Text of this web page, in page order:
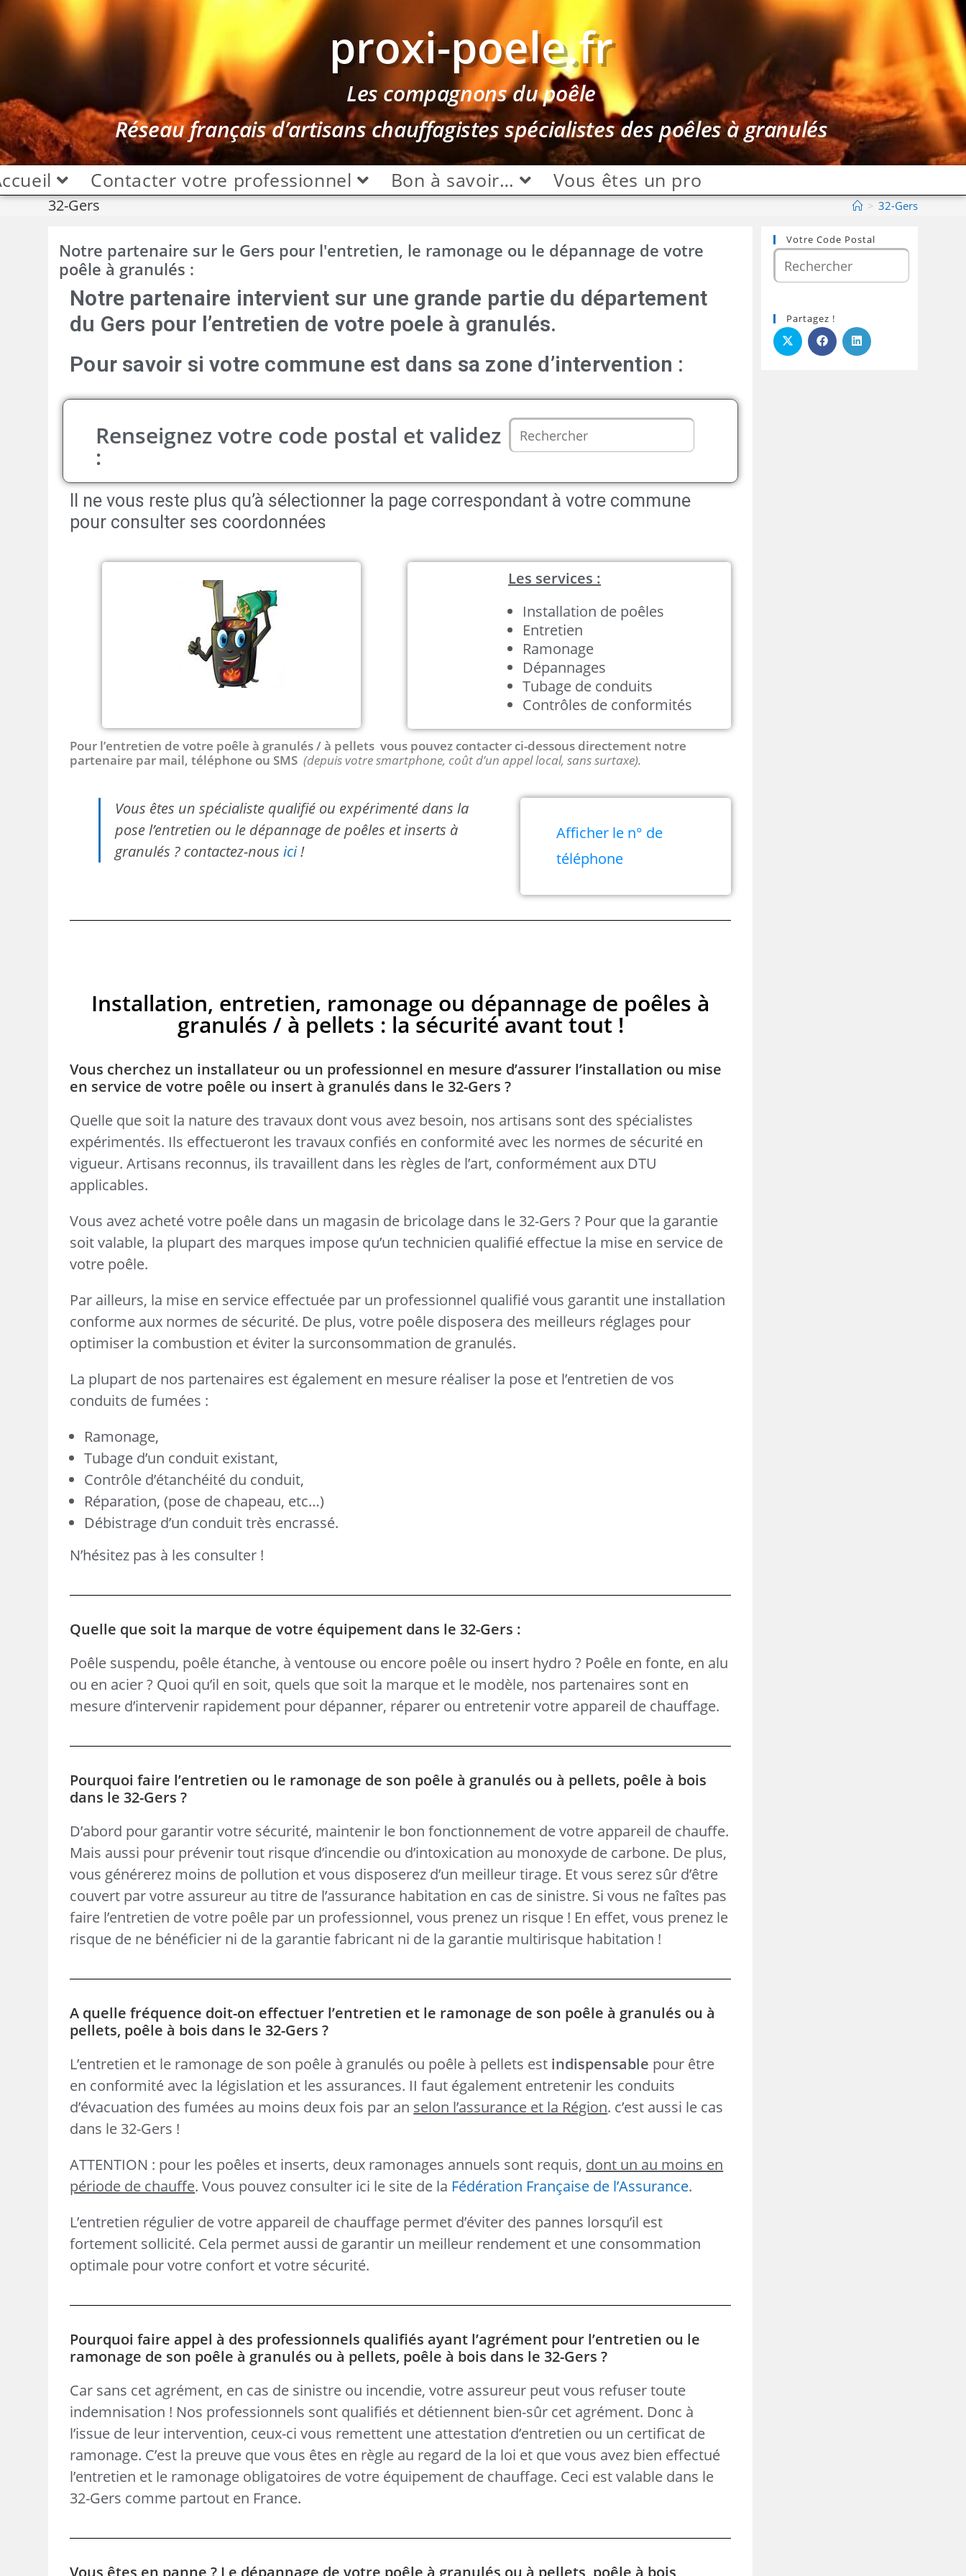
proxi-poele.fr
Les compagnons du poêle
Réseau français d’artisans chauffagistes spécialistes des poêles à granulés
Contacter votre professionnel Bon à savoir… Vous êtes un pro
32-Gers > 32-Gers
Notre partenaire sur le Gers pour l'entretien, le ramonage ou le dépannage de votre
poêle à granulés :
Notre partenaire intervient sur une grande partie du département
du Gers pour l’entretien de votre poele à granulés.
Pour savoir si votre commune est dans sa zone d’intervention :
Renseignez votre code postal et validez
:
Il ne vous reste plus qu’à sélectionner la page correspondant à votre commune
pour consulter ses coordonnées
Les services :
Installation de poêles
Entretien
Ramonage
Dépannages
Tubage de conduits
Contrôles de conformités
Pour l’entretien de votre poêle à granulés / à pellets vous pouvez contacter ci-dessous directement notre
partenaire par mail, téléphone ou SMS(depuis votre smartphone, coût d’un appel local, sans surtaxe).
Vous êtes un spécialiste qualifié ou expérimenté dans la
pose l’entretien ou le dépannage de poêles et inserts à
granulés ? contactez-nousici!
Afficher le n° de
téléphone
Installation, entretien, ramonage ou dépannage de poêles à
granulés / à pellets : la sécurité avant tout !
Vous cherchez un installateur ou un professionnel en mesure d’assurer l’installation ou mise
en service de votre poêle ou insert à granulés dans le 32-Gers ?
Quelle que soit la nature des travaux dont vous avez besoin, nos artisans sont des spécialistes
expérimentés. Ils effectueront les travaux confiés en conformité avec les normes de sécurité en
vigueur. Artisans reconnus, ils travaillent dans les règles de l’art, conformément aux DTU
applicables.
Vous avez acheté votre poêle dans un magasin de bricolage dans le 32-Gers ? Pour que la garantie
soit valable, la plupart des marques impose qu’un technicien qualifié effectue la mise en service de
votre poêle.
Par ailleurs, la mise en service effectuée par un professionnel qualifié vous garantit une installation
conforme aux normes de sécurité. De plus, votre poêle disposera des meilleurs réglages pour
optimiser la combustion et éviter la surconsommation de granulés.
La plupart de nos partenaires est également en mesure réaliser la pose et l’entretien de vos
conduits de fumées :
Ramonage,
Tubage d’un conduit existant,
Contrôle d’étanchéité du conduit,
Réparation, (pose de chapeau, etc…)
Débistrage d’un conduit très encrassé.
N’hésitez pas à les consulter !
Quelle que soit la marque de votre équipement dans le 32-Gers :
Poêle suspendu, poêle étanche, à ventouse ou encore poêle ou insert hydro ? Poêle en fonte, en alu
ou en acier ? Quoi qu’il en soit, quels que soit la marque et le modèle, nos partenaires sont en
mesure d’intervenir rapidement pour dépanner, réparer ou entretenir votre appareil de chauffage.
Pourquoi faire l’entretien ou le ramonage de son poêle à granulés ou à pellets, poêle à bois
dans le 32-Gers ?
D’abord pour garantir votre sécurité, maintenir le bon fonctionnement de votre appareil de chauffe.
Mais aussi pour prévenir tout risque d’incendie ou d’intoxication au monoxyde de carbone. De plus,
vous générerez moins de pollution et vous disposerez d’un meilleur tirage. Et vous serez sûr d’être
couvert par votre assureur au titre de l’assurance habitation en cas de sinistre. Si vous ne faîtes pas
faire l’entretien de votre poêle par un professionnel, vous prenez un risque ! En effet, vous prenez le
risque de ne bénéficier ni de la garantie fabricant ni de la garantie multirisque habitation !
A quelle fréquence doit-on effectuer l’entretien et le ramonage de son poêle à granulés ou à
pellets, poêle à bois dans le 32-Gers ?
L’entretien et le ramonage de son poêle à granulés ou poêle à pellets est indispensable pour être
en conformité avec la législation et les assurances. II faut également entretenir les conduits
d’évacuation des fumées au moins deux fois par an selon l’assurance et la Région. c’est aussi le cas
dans le 32-Gers !
ATTENTION : pour les poêles et inserts, deux ramonages annuels sont requis, dont un au moins en
période de chauffe. Vous pouvez consulter ici le site de la Fédération Française de l’Assurance.
L’entretien régulier de votre appareil de chauffage permet d’éviter des pannes lorsqu’il est
fortement sollicité. Cela permet aussi de garantir un meilleur rendement et une consommation
optimale pour votre confort et votre sécurité.
Pourquoi faire appel à des professionnels qualifiés ayant l’agrément pour l’entretien ou le
ramonage de son poêle à granulés ou à pellets, poêle à bois dans le 32-Gers ?
Car sans cet agrément, en cas de sinistre ou incendie, votre assureur peut vous refuser toute
indemnisation ! Nos professionnels sont qualifiés et détiennent bien-sûr cet agrément. Donc à
l’issue de leur intervention, ceux-ci vous remettent une attestation d’entretien ou un certificat de
ramonage. C’est la preuve que vous êtes en règle au regard de la loi et que vous avez bien effectué
l’entretien et le ramonage obligatoires de votre équipement de chauffage. Ceci est valable dans le
32-Gers comme partout en France.
Vous êtes en panne ? Le dépannage de votre poêle à granulés ou à pellets, poêle à bois
Votre Code Postal
Partagez !